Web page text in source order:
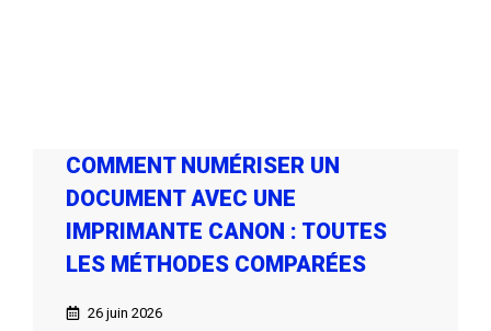
COMMENT NUMÉRISER UN
DOCUMENT AVEC UNE
IMPRIMANTE CANON : TOUTES
LES MÉTHODES COMPARÉES
26 juin 2026